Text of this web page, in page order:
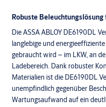
Robuste
Die ASSA ABLOY DE6190DL
langlebige und
gebraucht wird – im LKW, an
Ladebereich. Dank robuster
Materialien ist die DE6190DL
unempfindlich gegenüber
Wartungsaufwand auf ein